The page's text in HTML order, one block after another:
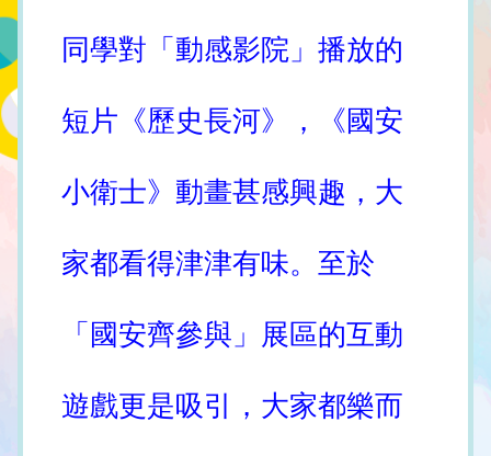
同學對「動感影院」播放的
短片《歷史長河》，《國安
小衛士》動畫甚感興趣，大
家都看得津津有味。至於
「國安齊參與」展區的互動
遊戲更是吸引，大家都樂而